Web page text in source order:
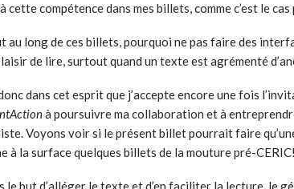
cette compétence dans mes billets, comme c’est le
au long de ces billets, pourquoi ne pas faire des
de lire, surtout quand un texte est agrémenté
dans cet esprit que j’accepte encore une fois
à poursuivre ma collaboration et à
Voyons voir si le présent billet pourrait faire
à la surface quelques billets de la mouture pré-CERIC!
le but d’alléger le texte et d’en faciliter la lecture, le